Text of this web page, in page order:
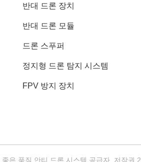
반대 드론 장치
반대 드론 모듈
드론 스푸퍼
정지형 드론 탐지 시스템
FPV 방지 장치
좋은 품질 안티 드론 시스템 공급자. 저작권